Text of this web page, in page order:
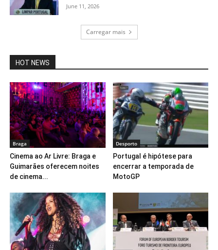
June 11, 2026
Carregar mais
HOT NEWS
Braga
Cinema ao Ar Livre: Braga e
Guimarães oferecem noites
de cinema...
Desporto
Portugal é hipótese para
encerrar a temporada de
MotoGP